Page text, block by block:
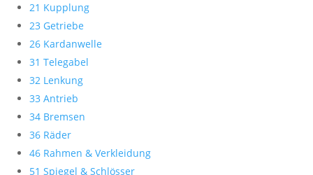
21 Kupplung
23 Getriebe
26 Kardanwelle
31 Telegabel
32 Lenkung
33 Antrieb
34 Bremsen
36 Räder
46 Rahmen & Verkleidung
51 Spiegel & Schlösser